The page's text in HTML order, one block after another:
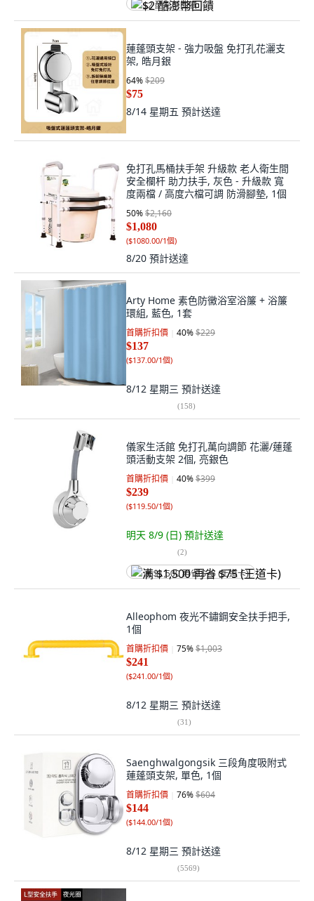
$2 酷澎幣回饋
蓮蓬頭支架 - 強力吸盤 免打孔花灑支
架, 皓月銀
64%$209
$75
8/14 星期五 預計送達
免打孔馬桶扶手架 升級款 老人衛生間
安全欄杆 助力扶手, 灰色 - 升級款 寬
度兩檔 / 高度六檔可調 防滑腳墊, 1個
50%$2,160
$1,080
($1080.00/1個)
8/20 預計送達
Arty Home 素色防黴浴室浴簾 + 浴簾
環組, 藍色, 1套
首購折扣價 40%$229
$137
($137.00/1個)
8/12 星期三 預計送達
(158)
儀家生活館 免打孔萬向調節 花灑/蓮蓬
頭活動支架 2個, 亮銀色
首購折扣價 40%$399
$239
($119.50/1個)
明天 8/9 (日) 預計送達
(2)
满 $1,500 再省 $75 (王道卡)
Alleophom 夜光不鏽鋼安全扶手把手,
1個
首購折扣價 75%$1,003
$241
($241.00/1個)
8/12 星期三 預計送達
(31)
Saenghwalgongsik 三段角度吸附式
蓮蓬頭支架, 單色, 1個
首購折扣價 76%$604
$144
($144.00/1個)
8/12 星期三 預計送達
(5569)